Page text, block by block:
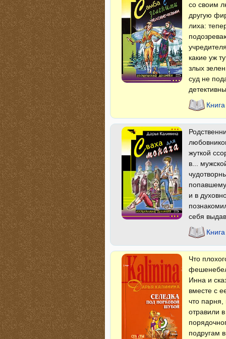
со своим
другую
лиха:
какие уж
злых
суд не
жуткой
в...
и в
себя
Что
Инна и
вместе с
что парня,
отравили
подругам